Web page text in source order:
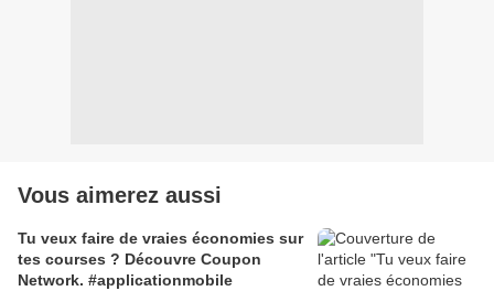
Vous aimerez aussi
Tu veux faire de vraies économies sur
tes courses ? Découvre Coupon
Network. #applicationmobile